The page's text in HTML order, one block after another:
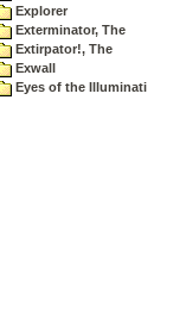
Explorer
Exterminator, The
Extirpator!, The
Exwall
Eyes of the Illuminati